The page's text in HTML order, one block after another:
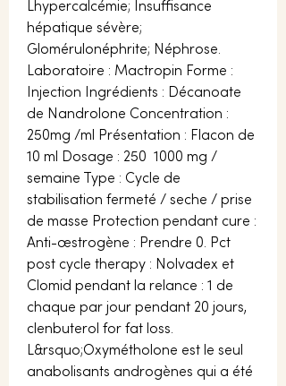
Lhypercalcémie; Insuffisance
hépatique sévère;
Glomérulonéphrite; Néphrose.
Laboratoire : Mactropin Forme :
Injection Ingrédients : Décanoate
de Nandrolone Concentration :
250mg /ml Présentation : Flacon de
10 ml Dosage : 250  1000 mg /
semaine Type : Cycle de
stabilisation fermeté / seche / prise
de masse Protection pendant cure :
Anti-œstrogène : Prendre 0. Pct
post cycle therapy : Nolvadex et
Clomid pendant la relance : 1 de
chaque par jour pendant 20 jours,
clenbuterol for fat loss.
L&rsquo;Oxymétholone est le seul
anabolisants androgènes qui a été